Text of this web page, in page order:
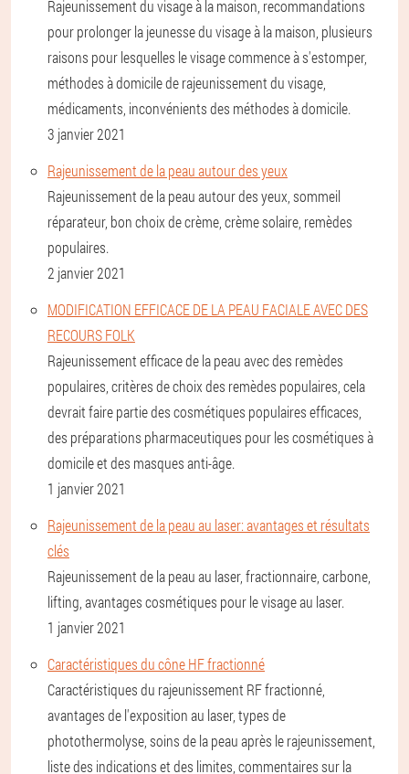
Rajeunissement du visage à la maison, recommandations
pour prolonger la jeunesse du visage à la maison, plusieurs
raisons pour lesquelles le visage commence à s'estomper,
méthodes à domicile de rajeunissement du visage,
médicaments, inconvénients des méthodes à domicile.
3 janvier 2021
Rajeunissement de la peau autour des yeux
Rajeunissement de la peau autour des yeux, sommeil
réparateur, bon choix de crème, crème solaire, remèdes
populaires.
2 janvier 2021
MODIFICATION EFFICACE DE LA PEAU FACIALE AVEC DES
RECOURS FOLK
Rajeunissement efficace de la peau avec des remèdes
populaires, critères de choix des remèdes populaires, cela
devrait faire partie des cosmétiques populaires efficaces,
des préparations pharmaceutiques pour les cosmétiques à
domicile et des masques anti-âge.
1 janvier 2021
Rajeunissement de la peau au laser: avantages et résultats
clés
Rajeunissement de la peau au laser, fractionnaire, carbone,
lifting, avantages cosmétiques pour le visage au laser.
1 janvier 2021
Caractéristiques du cône HF fractionné
Caractéristiques du rajeunissement RF fractionné,
avantages de l'exposition au laser, types de
photothermolyse, soins de la peau après le rajeunissement,
liste des indications et des limites, commentaires sur la